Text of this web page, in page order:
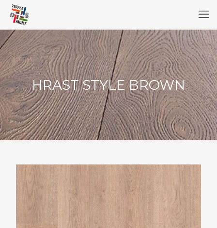
HRAST STYLE BROWN